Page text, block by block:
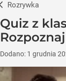
Rozrywka
Quiz z
Dodano: 1 grudnia